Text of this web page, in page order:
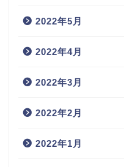
2022年5月
2022年4月
2022年3月
2022年2月
2022年1月